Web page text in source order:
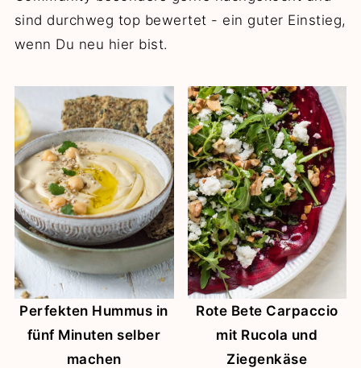
sind durchweg top bewertet - ein guter Einstieg,
wenn Du neu hier bist.
Perfekten Hummus in
fünf Minuten selber
machen
Rote Bete Carpaccio
mit Rucola und
Ziegenkäse